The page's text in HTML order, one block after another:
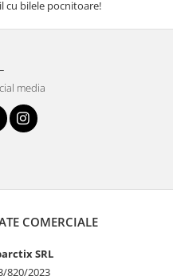
cu bilele pocnitoare!
media
COMERCIALE
SRL
820/2023